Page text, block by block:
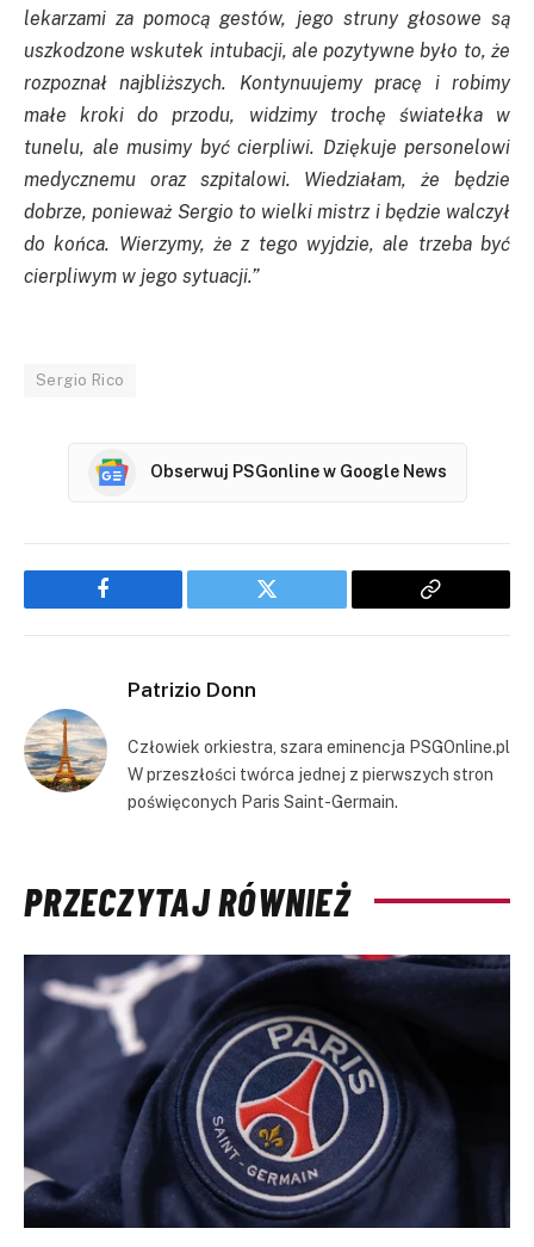
lekarzami za pomocą gestów, jego struny głosowe są
uszkodzone wskutek intubacji, ale pozytywne było to, że
rozpoznał najbliższych. Kontynuujemy pracę i robimy
małe kroki do przodu, widzimy trochę światełka w
tunelu, ale musimy być cierpliwi. Dziękuje personelowi
medycznemu oraz szpitalowi. Wiedziałam, że będzie
dobrze, ponieważ Sergio to wielki mistrz i będzie walczył
do końca. Wierzymy, że z tego wyjdzie, ale trzeba być
cierpliwym w jego sytuacji.”
Sergio Rico
Obserwuj PSGonline w Google News
Facebook Twitter
Copy
Patrizio Donn
Człowiek orkiestra, szara eminencja PSGOnline.pl
W przeszłości twórca jednej z pierwszych stron
poświęconych Paris Saint-Germain.
PRZECZYTAJ RÓWNIEŻ